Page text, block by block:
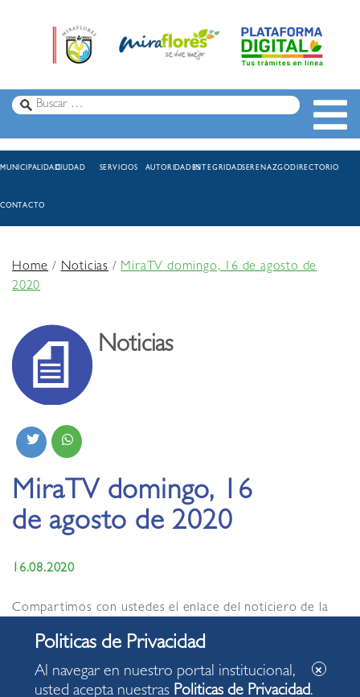
MUNICIPALIDADCIUDAD SERVICIOS AUTORIDADESINTEGRIDADSERENAZGODIRECTORIO
CONTACTO
Home/Noticias /MiraTV domingo, 16 de agosto de
2020
Noticias
MiraTV domingo, 16
de agosto de 2020
16.08.2020
Compartimos con ustedes el enlace del noticiero de la
de agosto de 2020, con información de interés para
nuestra comunidad
https://www.miratv.pe/index.php/video/453/noticiero-
Al navegar en nuestro portal institucional,
usted acepta nuestras Politicas de Privacidad.